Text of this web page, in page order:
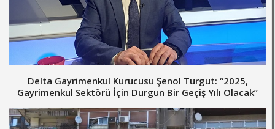
Delta Gayrimenkul Kurucusu Şenol Turgut: “2025,
Gayrimenkul Sektörü İçin Durgun Bir Geçiş Yılı Olacak”